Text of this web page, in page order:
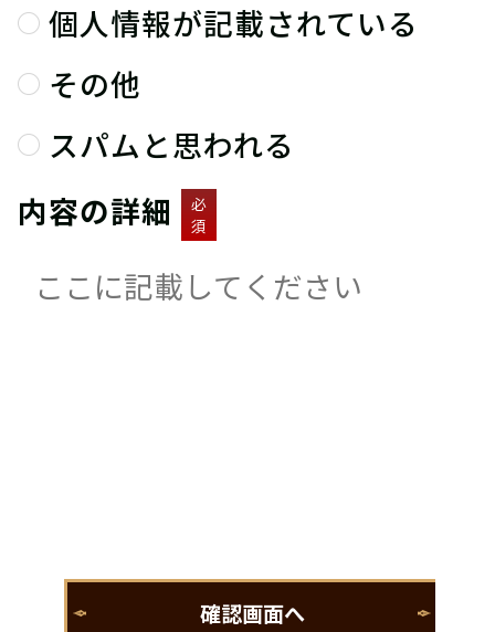
個人情報が記載されている
その他
スパムと思われる
内容の詳細
必
須